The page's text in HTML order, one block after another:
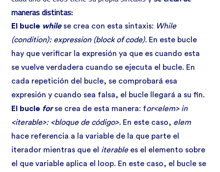
maneras distintas:
El bucle whilese crea con esta sintaxis: While
(condition): expression (block of code). En este bucle
hay que verificar la expresión ya que es cuando esta
se vuelve verdadera cuando se ejecuta el bucle. En
cada repetición del bucle, se comprobará esa
expresión y cuando sea falsa, el bucle llegará a su fin.
El bucle forse crea de esta manera: for<elem> in
<iterable>: <bloque de código>. En este caso, elem
hace referencia a la variable de la que parte el
iterador mientras que el iterablees el elemento sobre
el que variable aplica el loop. En este caso, el bucle se